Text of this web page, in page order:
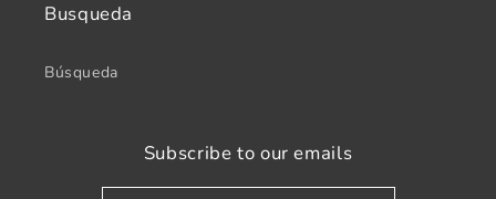
Busqueda
Búsqueda
Subscribe to our emails